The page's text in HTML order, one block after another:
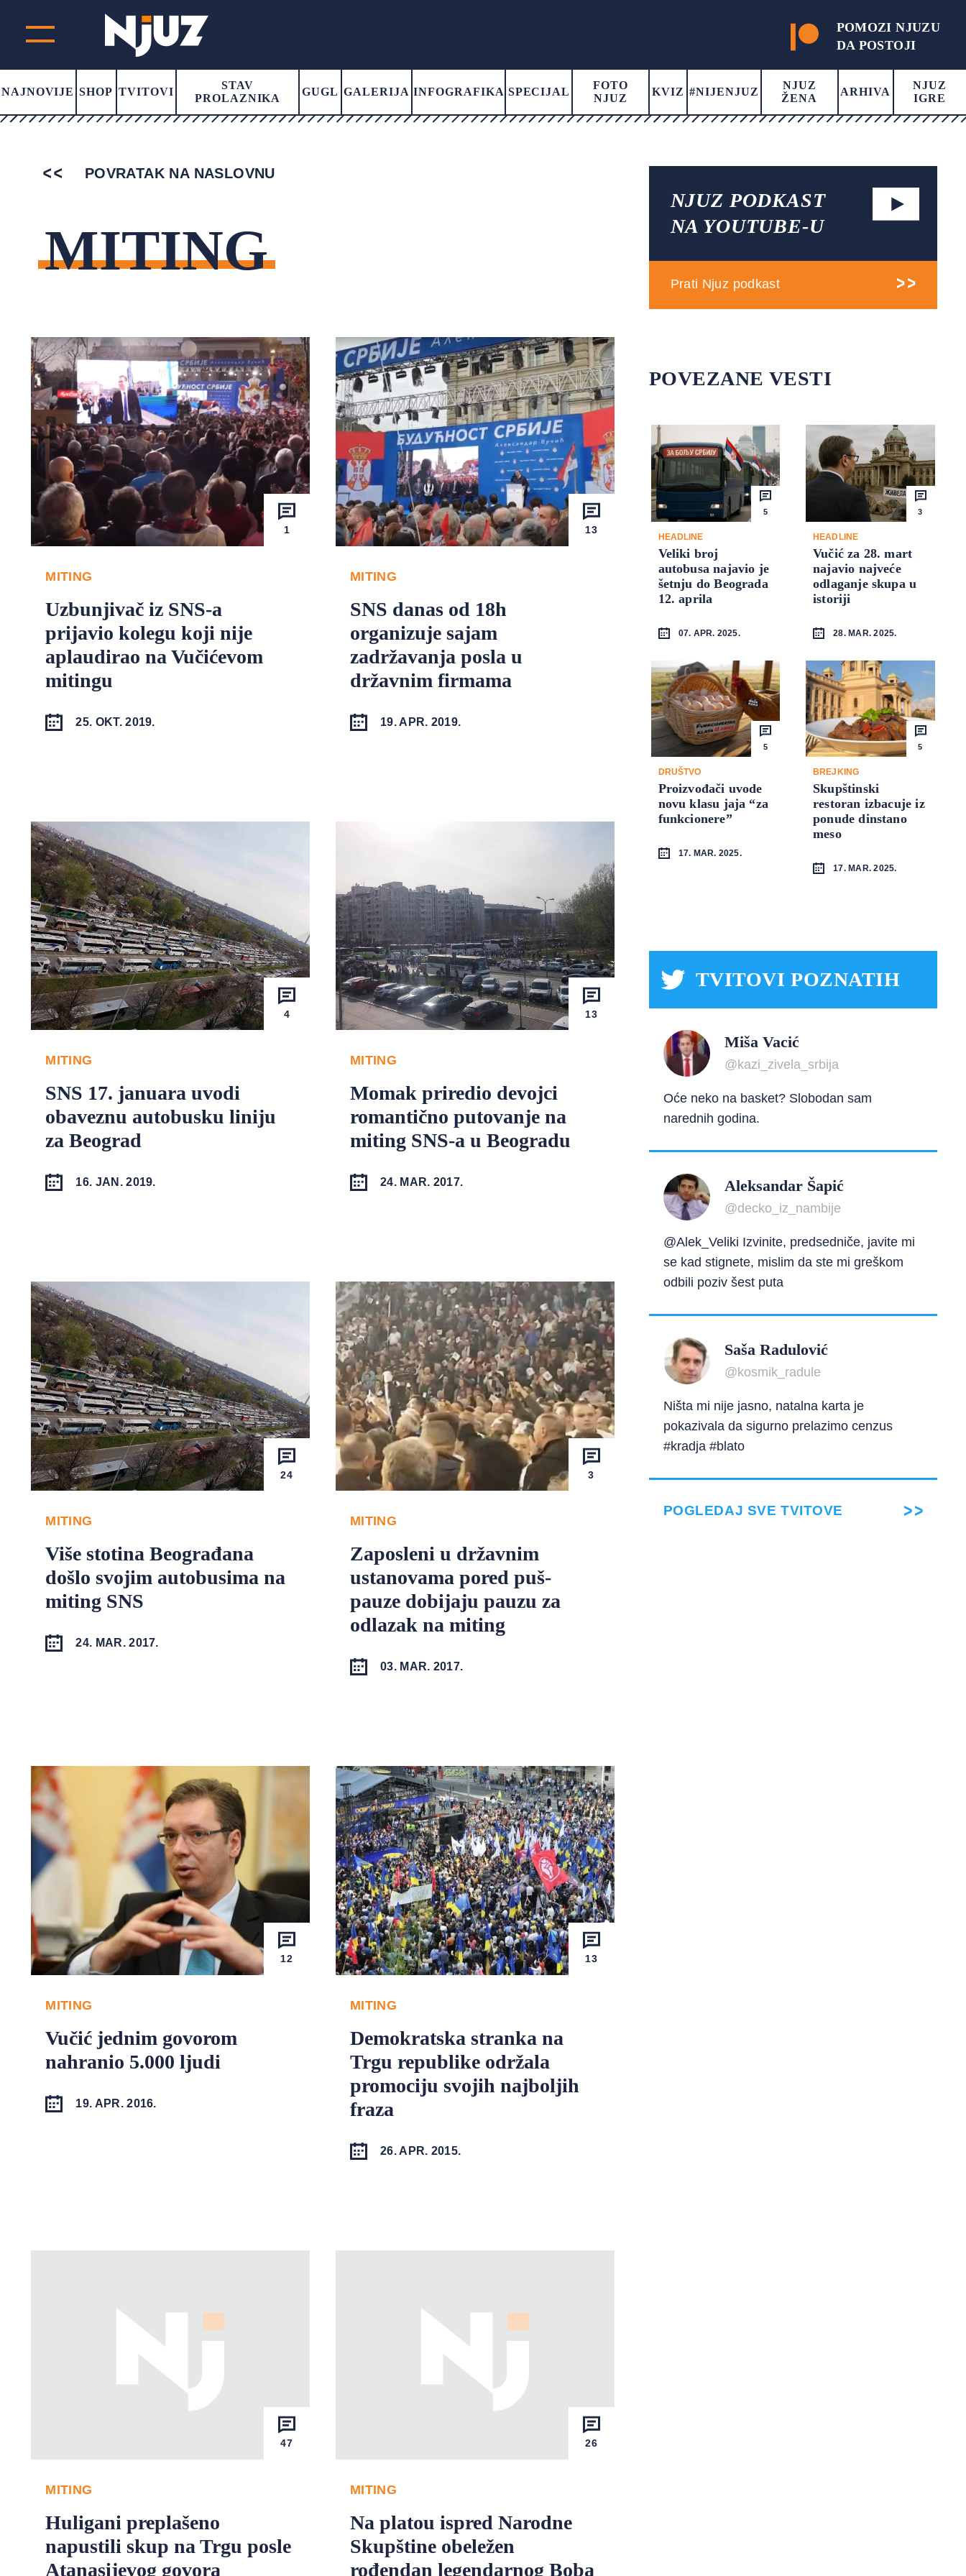
POMOZI NJUZU
DA POSTOJI
NAJNOVIJE SHOP TVITOVI
STAV
PROLAZNIKA
GUGL GALERIJA INFOGRAFIKA SPECIJAL
FOTO
NJUZ
KVIZ #NIJENJUZ
NJUZ
ŽENA
ARHIVA
NJUZ
IGRE
POVRATAK NA NASLOVNU
MITING
1
MITING
Uzbunjivač iz SNS-a
prijavio kolegu koji nije
aplaudirao na Vučićevom
mitingu
25. OKT. 2019.
13
MITING
SNS danas od 18h
organizuje sajam
zadržavanja posla u
državnim firmama
19. APR. 2019.
4
MITING
SNS 17. januara uvodi
obaveznu autobusku liniju
za Beograd
16. JAN. 2019.
13
MITING
Momak priredio devojci
romantično putovanje na
miting SNS-a u Beogradu
24. MAR. 2017.
24
MITING
Više stotina Beograđana
došlo svojim autobusima na
miting SNS
24. MAR. 2017.
3
MITING
Zaposleni u državnim
ustanovama pored puš-
pauze dobijaju pauzu za
odlazak na miting
03. MAR. 2017.
12
MITING
Vučić jednim govorom
nahranio 5.000 ljudi
19. APR. 2016.
13
MITING
Demokratska stranka na
Trgu republike održala
promociju svojih najboljih
fraza
26. APR. 2015.
47
MITING
Huligani preplašeno
napustili skup na Trgu posle
Atanasijevog govora
26
MITING
Na platou ispred Narodne
Skupštine obeležen
rođendan legendarnog Boba
NJUZ PODKAST
NA YOUTUBE-U
Prati Njuz podkast
POVEZANE VESTI
5
HEADLINE
Veliki broj
autobusa najavio je
šetnju do Beograda
12. aprila
07. APR. 2025.
3
HEADLINE
Vučić za 28. mart
najavio najveće
odlaganje skupa u
istoriji
28. MAR. 2025.
5
DRUŠTVO
Proizvođači uvode
novu klasu jaja “za
funkcionere”
17. MAR. 2025.
5
BREJKING
Skupštinski
restoran izbacuje iz
ponude dinstano
meso
17. MAR. 2025.
TVITOVI POZNATIH
Miša Vacić
@kazi_zivela_srbija
Oće neko na basket? Slobodan sam
narednih godina.
Aleksandar Šapić
@decko_iz_nambije
@Alek_Veliki Izvinite, predsedniče, javite mi
se kad stignete, mislim da ste mi greškom
odbili poziv šest puta
Saša Radulović
@kosmik_radule
Ništa mi nije jasno, natalna karta je
pokazivala da sigurno prelazimo cenzus
#kradja #blato
POGLEDAJ SVE TVITOVE